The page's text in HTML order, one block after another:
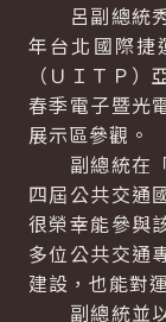
呂副總統秀
年台北國際捷
（ＵＩＴＰ
春季電子暨光
展示區參觀。
副總統在「
四屆公共交通
很榮幸能參與
多位公共交通
建設，也能對
副總統並以